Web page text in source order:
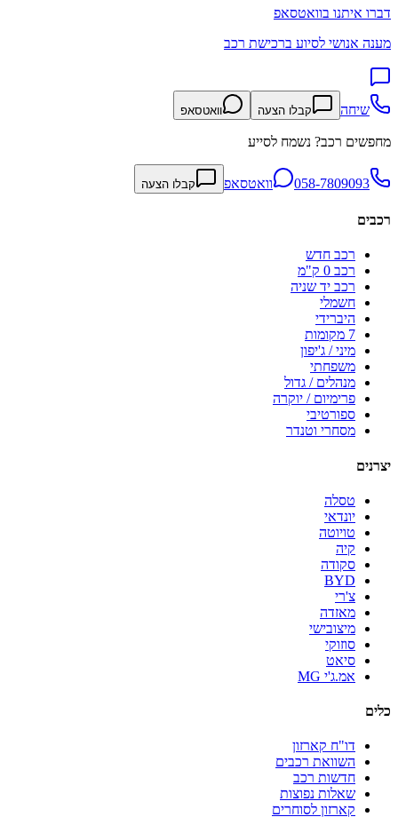
דברו איתנו בוואטסאפ
מענה אנושי לסיוע ברכישת רכב
שיחה קבלו הצעה וואטסאפ
מחפשים רכב? נשמח לסייע
058-7809093 וואטסאפ קבלו הצעה
רכבים
רכב חדש
רכב 0 ק"מ
רכב יד שניה
חשמלי
היברידי
7 מקומות
מיני / ג'יפון
משפחתי
מנהלים / גדול
פרימיום / יוקרה
ספורטיבי
מסחרי וטנדר
יצרנים
טסלה
יונדאי
טויוטה
קיה
סקודה
BYD
צ'רי
מאזדה
מיצובישי
סוזוקי
סיאט
אמ.ג'י MG
כלים
דו"ח קארזון
השוואת רכבים
חדשות רכב
שאלות נפוצות
קארזון לסוחרים